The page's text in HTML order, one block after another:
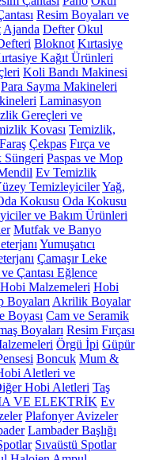
Resim Boyaları ve
Ajanda Defter Okul
Bloknot Kırtasiye
Kağıt Ürünleri
Koli Bandı Makinesi
Para Sayma Makineleri
Laminasyon
Gereçleri ve
Kovası Temizlik,
Faraş Çekpas Fırça ve
Süngeri Paspas ve Mop
Ev Temizlik
TemizleyicilerYağ,
Kokusu Oda Kokusu
ve Bakım Ürünleri
Mutfak ve Banyo
Yumuşatıcı
Çamaşır Leke
Çantası Eğlence
Hobi Malzemeleri Hobi
Boyaları Akrilik Boyalar
Boyası Cam ve Seramik
Boyaları Resim Fırçası
Örgü İpi Güpür
Boncuk Mum &
Aletleri ve
Hobi Aletleri Taş
VE ELEKTRİK Ev
Plafonyer Avizeler
Lambader Başlığı
Sıvaüstü Spotlar